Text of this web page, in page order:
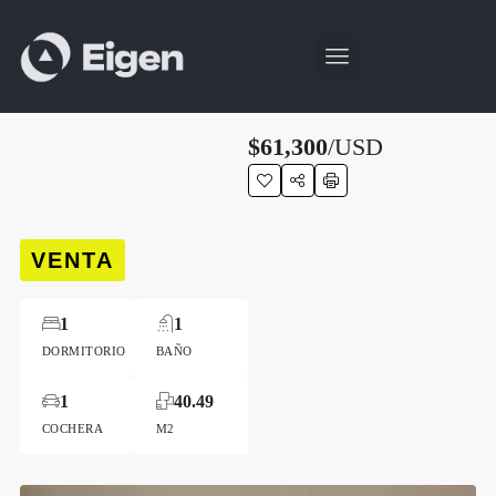
VENTA
DORMITORIO
1
BAÑO
1
COCHERA
1
M2
40.49
$61,300/USD